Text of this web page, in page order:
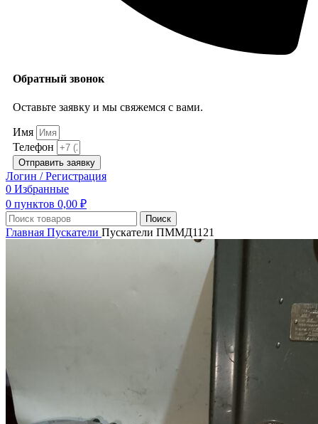
Обратный звонок
Оставьте заявку и мы свяжемся с вами.
Имя
Телефон
Отправить заявку
Логин / Регистрация
0 Избранные
0 пунктов 0,00 ₽
Поиск
Главная Пускатели Пускатели ПММД1121